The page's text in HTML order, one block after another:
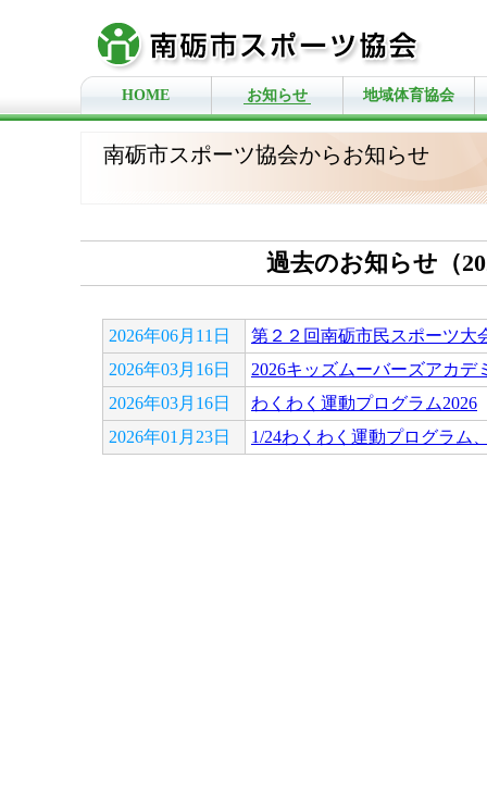
HOME お知らせ 地域体育協会
南砺市スポーツ協会からお知らせ
過去のお知らせ（
2026年06月11日
第２２回南砺市民スポーツ大
2026年03月16日
2026キッズムーバーズアカデ
2026年03月16日
わくわく運動プログラム2026
2026年01月23日
1/24わくわく運動プログラム